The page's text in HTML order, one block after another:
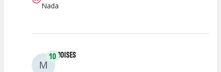
Nada
M
10MOISES